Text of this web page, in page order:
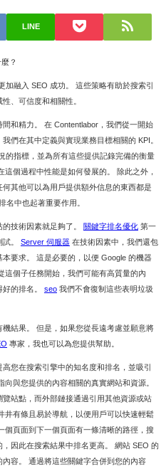
LINE
？
融入 SEO 成功。 這些策略有助於搜索引
、可信度和相關性。
和精力。 在 Contentlabor，我們從一開始
們在其中定義與實現業務目標相關的 KPI。
的指標，並為所有這些提供記錄完備的衡量
個過程中性能是如何發展的。 除此之外，
其他可以為用戶提供額外信息的東西都是
名中也起著重要作用。
技術因素就足夠了。 關鍵字排名優化 第一
。 Server 伺服器 在技​​術因素中，我們還包
要求。 這是必要的，以便 Google 的機器
這個子任務開始，我們可能有高質量的內
的排名。 seo 我們不會復制這些表明垃圾
結果。 但是，如果您從長遠考慮並願意將
專家，我也可以為您提供幫助。
您在搜索引擎中的知名度和排名，並吸引
與您提供的內容相關的真實網站和資源。
站點，而外部鏈接通過引用其他資源或站
井有條且易於導航，以便用戶可以快速輕鬆
個頁面到下一個頁面有一條清晰的路徑，搜
因此在搜索結果中排名更高。 網站 SEO 的
容。 通過將這些關鍵字合併到您的內容